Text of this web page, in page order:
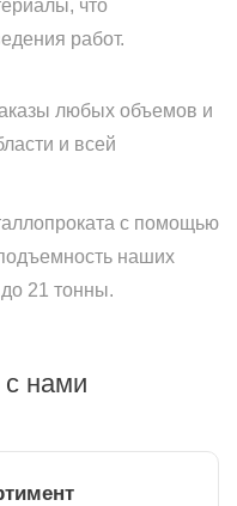
что
работ.
любых объемов и
и всей
с помощью
наших
21 тонны.
нами